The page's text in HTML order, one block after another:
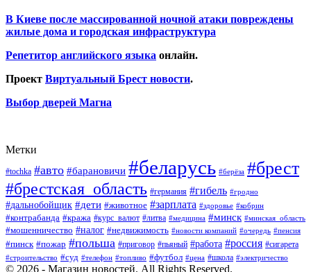
В Киеве после массированной ночной атаки повреждены
жилые дома и городская инфраструктура
Репетитор английского языка онлайн.
Проект Виртуальный Брест новости.
Выбор дверей Магна
Метки
#tochka #авто #барановичи #беларусь #берёза #брест
#брестская_область #германия #гибель #гродно
#дальнобойщик #дети #животное #зарплата #здоровье #кобрин
#контрабанда #кража #курс_валют #литва #медицина #минск #минская_область
#мошенничество #налог #недвижимость #новости компаний #очередь #пенсия
#пинск #пожар #польша #приговор #пьяный #работа #россия #сигарета
#строительство #суд #телефон #топливо #футбол #цена #школа #электричество
© 2026 - Магазин новостей. All Rights Reserved.